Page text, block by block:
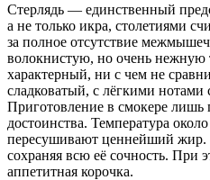
Стерлядь — единственный
а не только икра, столетиями
за полное отсутствие
волокнистую, но очень нежную
характерный, ни с чем не
сладковатый, с лёгкими нотами
Приготовление в смокере лишь
достоинства. Температура
пересушивают ценнейший жир.
сохраняя всю её сочность. При
аппетитная корочка.